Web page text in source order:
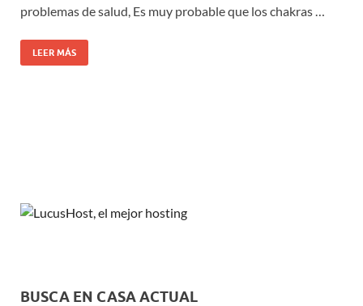
problemas de salud, Es muy probable que los chakras …
LEER MÁS
BUSCA EN CASA ACTUAL